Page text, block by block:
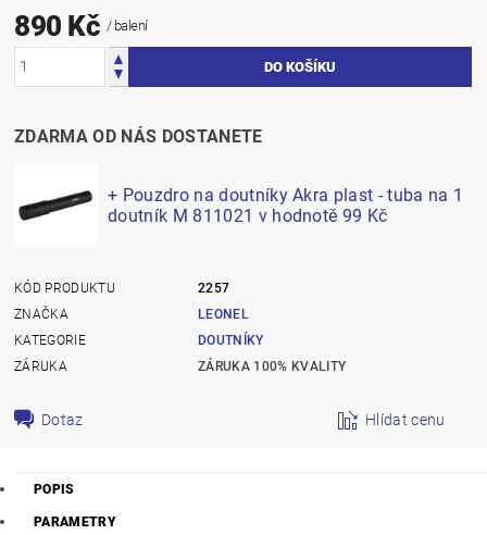
890 Kč / balení
ZDARMA OD NÁS DOSTANETE
+ Pouzdro na doutníky Akra plast - tuba na 1
doutník M 811021 v hodnotě 99 Kč
KÓD PRODUKTU
2257
ZNAČKA
LEONEL
KATEGORIE
DOUTNÍKY
ZÁRUKA
ZÁRUKA 100% KVALITY
Dotaz Hlídat cenu
POPIS
PARAMETRY